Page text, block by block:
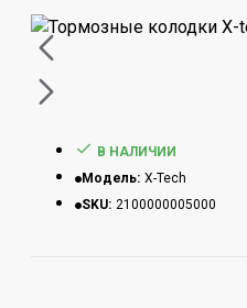
В НАЛИЧИИ
Модель: X-Tech
SKU: 2100000005000